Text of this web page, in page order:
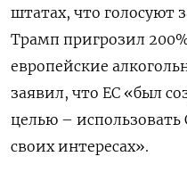
штатах, что голосуют
Трамп пригрозил
европейские
заявил, что ЕС «был
целью –
своих интересах».